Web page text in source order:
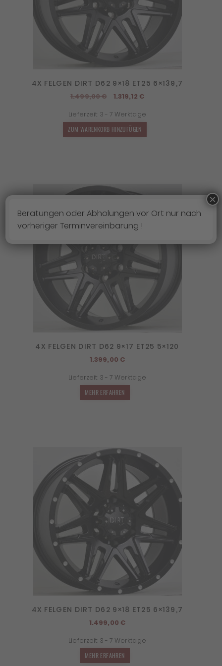
4X FELGEN DIRT D62 9×18 ET25 6×139,7
1.499,00€
Ursprünglicher
war:
1.499,00 €
1.319,12 €Aktueller
ist:
Lieferzeit: 3 - 7 Werktage
ZUM WARENKORB HINZUFÜGEN
4X FELGEN DIRT D62 9×17 ET25 5×120
1.399,00€
Lieferzeit: 3 - 7 Werktage
MEHR ERFAHREN
4X FELGEN DIRT D62 9×18 ET25 6×139,7
1.499,00€
Lieferzeit: 3 - 7 Werktage
MEHR ERFAHREN
Beratungen oder Abholungen vor Ort nur nach
vorheriger Terminvereinbarung !
×